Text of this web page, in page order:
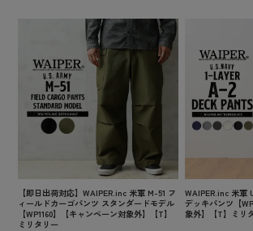
【即日出荷対応】WAIPER.inc 米軍 M-51 フ
ィールドカーゴパンツ スタンダードモデル
【WP1160】【キャンペーン対象外】【T】
ミリタリー
WAIPER.inc 米軍
デッキパンツ【
象外】【T】ミリ